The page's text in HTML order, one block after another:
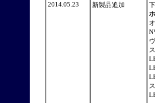
2014.05.23
新製品追加
N